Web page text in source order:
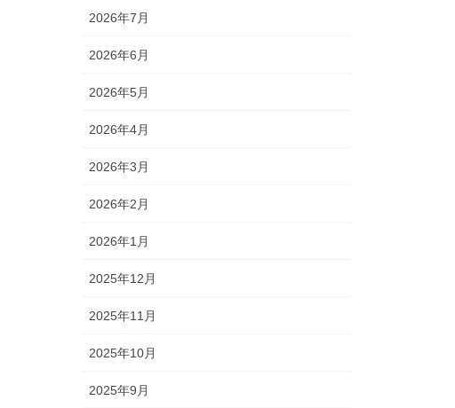
2026年7月
2026年6月
2026年5月
2026年4月
2026年3月
2026年2月
2026年1月
2025年12月
2025年11月
2025年10月
2025年9月